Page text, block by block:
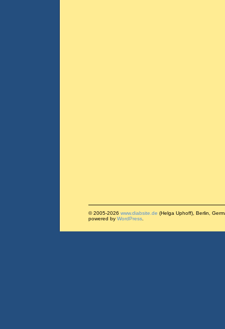
© 2005-2026 www.diabsite.de (Helga Uphoff), Berlin,
powered by WordPress.